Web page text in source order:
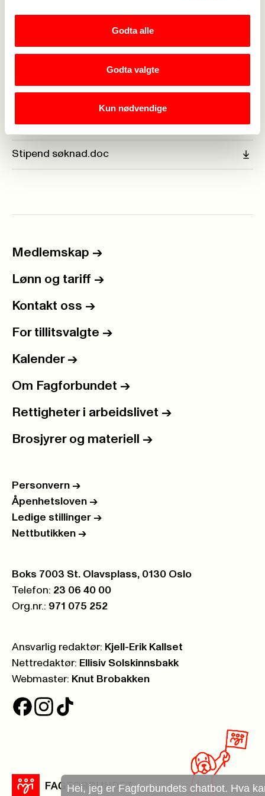
Godta alle
Godta valgte
Kun nødvendige
SØKNADSFRIST: 1. MAI OG 1. NOVEMBER
Søknad sendes til:
4291 KOPERVIK
Vedlegg
Stipend søknad.doc
Hei, jeg er Fagforbundets chatbot. Hva kan jeg
Medlemskap ->
Lønn og tariff ->
Kontakt oss ->
For tillitsvalgte ->
Kalender ->
Om Fagforbundet ->
Rettigheter i arbeidslivet ->
Brosjyrer og materiell ->
Personvern ->
Åpenhetsloven ->
Ledige stillinger ->
Nettbutikken ->
Postboks:
Boks 7003 St. Olavsplass, 0130 Oslo
Telefon: 23 06 40 00
Org.nr.: 971 075 252
Ansvarlig redaktør: Kjell-Erik Kallset
Nettredaktør: Ellisiv Solskinnsbakk
Webmaster: Knut Brobakken